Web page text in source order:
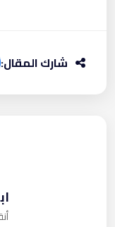
شارك المقال: